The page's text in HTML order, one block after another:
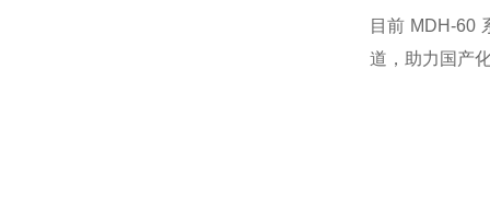
目前 MDH-60
道，助力国产